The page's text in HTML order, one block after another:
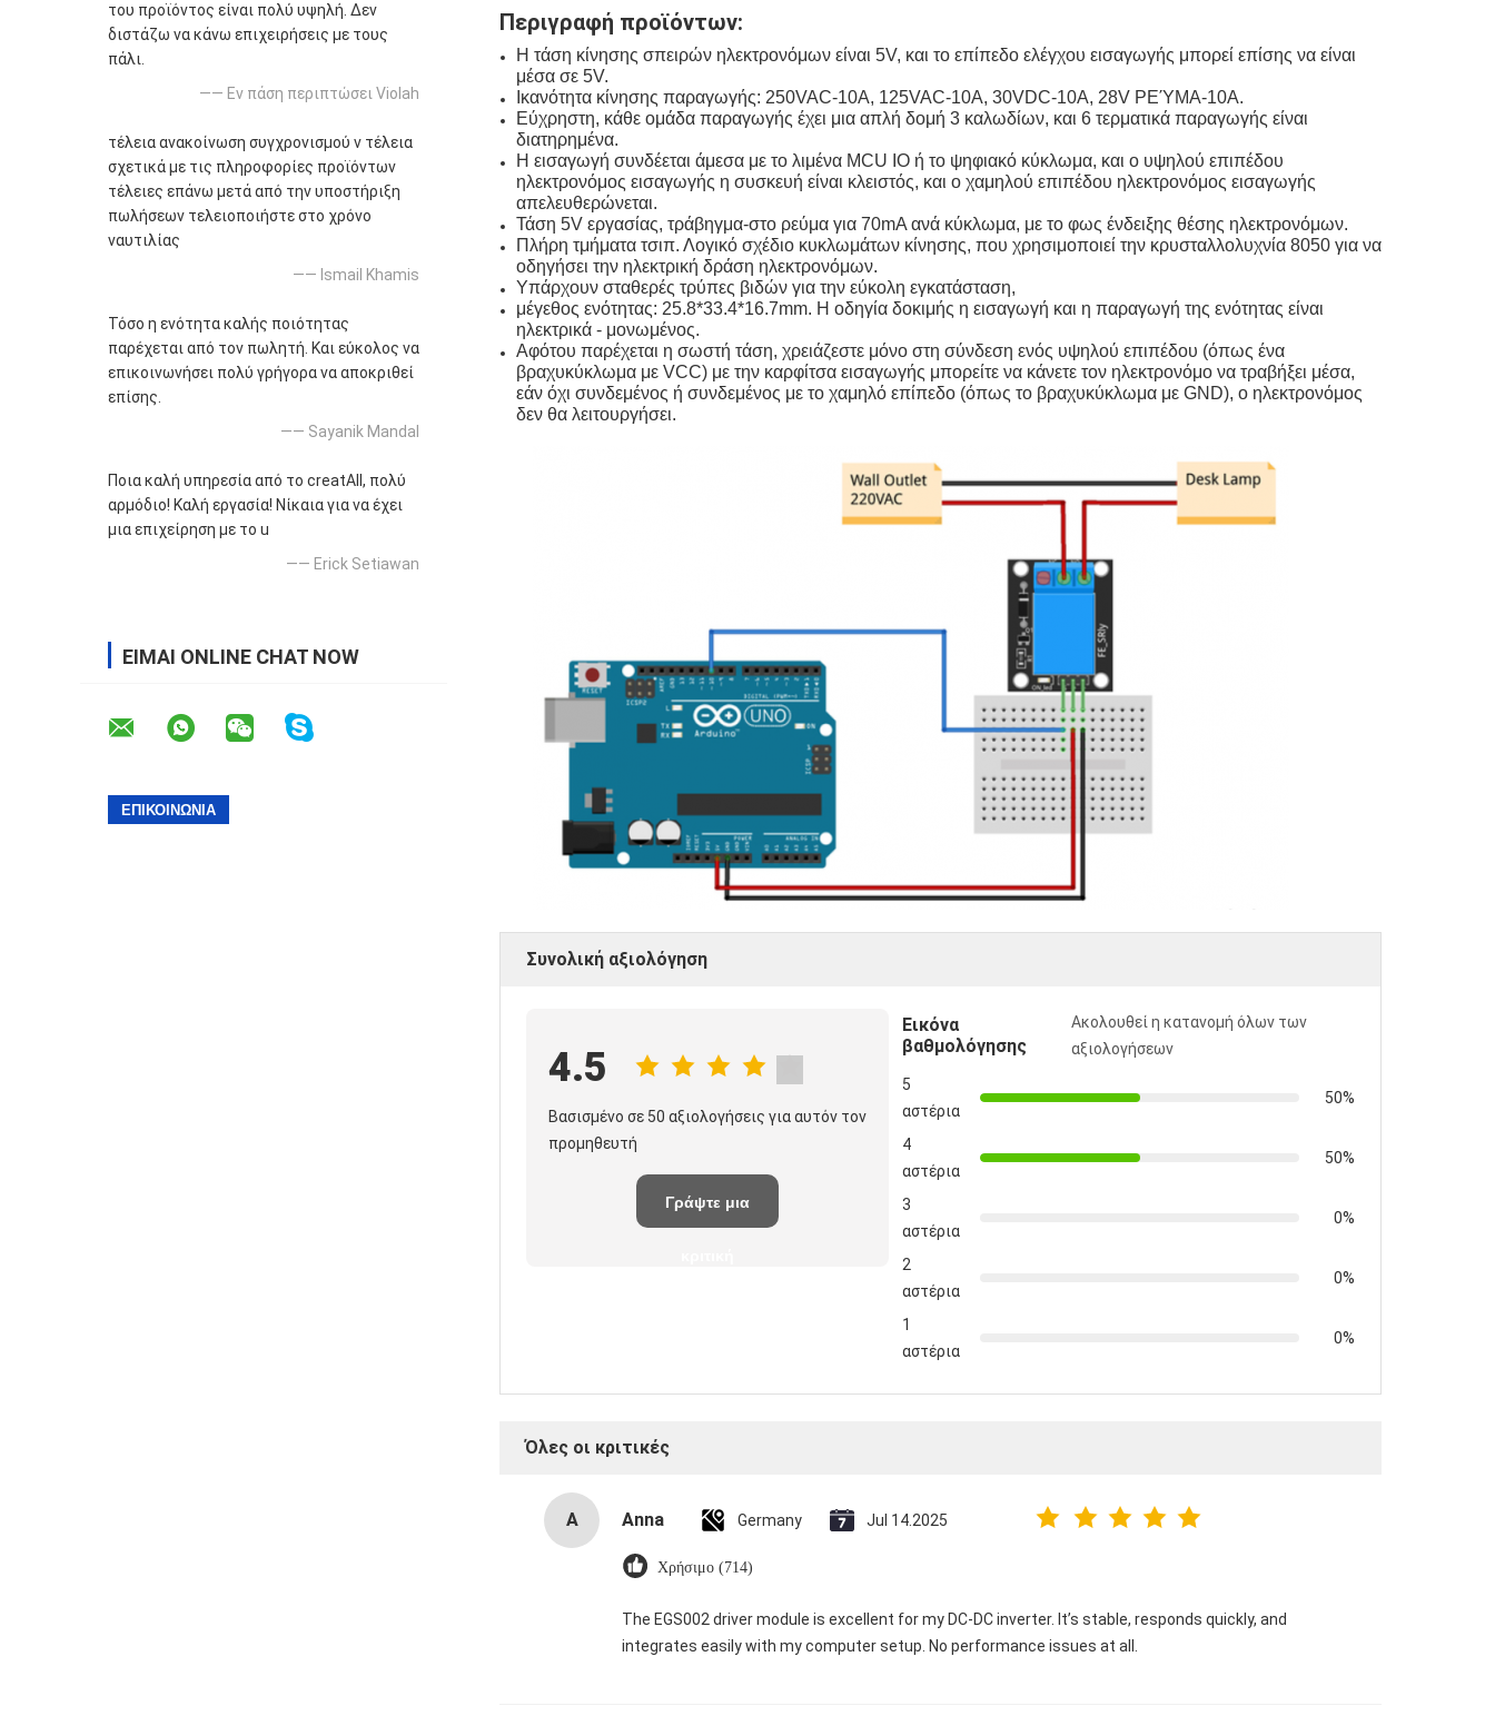
του προϊόντος είναι πολύ υψηλή. Δεν
διστάζω να κάνω επιχειρήσεις με τους
πάλι.
—— Εν πάση περιπτώσει Violah
τέλεια ανακοίνωση συγχρονισμού ν τέλεια
σχετικά με τις πληροφορίες προϊόντων
τέλειες επάνω μετά από την υποστήριξη
πωλήσεων τελειοποιήστε στο χρόνο
ναυτιλίας
—— Ismail Khamis
Τόσο η ενότητα καλής ποιότητας
παρέχεται από τον πωλητή. Και εύκολος να
επικοινωνήσει πολύ γρήγορα να αποκριθεί
επίσης.
—— Sayanik Mandal
Ποια καλή υπηρεσία από το creatAll, πολύ
αρμόδιο! Καλή εργασία! Νίκαια για να έχει
μια επιχείρηση με το u
—— Erick Setiawan
ΕΊΜΑΙ ONLINE CHAT NOW
Περιγραφή προϊόντων:
Η τάση κίνησης σπειρών ηλεκτρονόμων είναι 5V, και το επίπεδο ελέγχου εισαγωγής μπορεί επίσης να είναι
μέσα σε 5V.
Ικανότητα κίνησης παραγωγής: 250VAC-10A, 125VAC-10A, 30VDC-10A, 28V ΡΕΎΜΑ-10A.
Εύχρηστη, κάθε ομάδα παραγωγής έχει μια απλή δομή 3 καλωδίων, και 6 τερματικά παραγωγής είναι
διατηρημένα.
Η εισαγωγή συνδέεται άμεσα με το λιμένα MCU IO ή το ψηφιακό κύκλωμα, και ο υψηλού επιπέδου
ηλεκτρονόμος εισαγωγής η συσκευή είναι κλειστός, και ο χαμηλού επιπέδου ηλεκτρονόμος εισαγωγής
απελευθερώνεται.
Τάση 5V εργασίας, τράβηγμα-στο ρεύμα για 70mA ανά κύκλωμα, με το φως ένδειξης θέσης ηλεκτρονόμων.
Πλήρη τμήματα τσιπ. Λογικό σχέδιο κυκλωμάτων κίνησης, που χρησιμοποιεί την κρυσταλλολυχνία 8050 για να
οδηγήσει την ηλεκτρική δράση ηλεκτρονόμων.
Υπάρχουν σταθερές τρύπες βιδών για την εύκολη εγκατάσταση,
μέγεθος ενότητας: 25.8*33.4*16.7mm. Η οδηγία δοκιμής η εισαγωγή και η παραγωγή της ενότητας είναι
ηλεκτρικά - μονωμένος.
Αφότου παρέχεται η σωστή τάση, χρειάζεστε μόνο στη σύνδεση ενός υψηλού επιπέδου (όπως ένα
βραχυκύκλωμα με VCC) με την καρφίτσα εισαγωγής μπορείτε να κάνετε τον ηλεκτρονόμο να τραβήξει μέσα,
εάν όχι συνδεμένος ή συνδεμένος με το χαμηλό επίπεδο (όπως το βραχυκύκλωμα με GND), ο ηλεκτρονόμος
δεν θα λειτουργήσει.
Συνολική αξιολόγηση
4.5
Βασισμένο σε 50 αξιολογήσεις για αυτόν τον
προμηθευτή
Γράψτε μια
Εικόνα
βαθμολόγησης
Ακολουθεί η κατανομή όλων των
αξιολογήσεων
5
αστέρια
50%
4
αστέρια
50%
3
αστέρια
0%
2
αστέρια
0%
1
αστέρια
0%
Όλες οι κριτικές
A Anna Germany Jul 14.2025
Χρήσιμο (714)
The EGS002 driver module is excellent for my DC-DC inverter. It’s stable, responds quickly, and
integrates easily with my computer setup. No performance issues at all.